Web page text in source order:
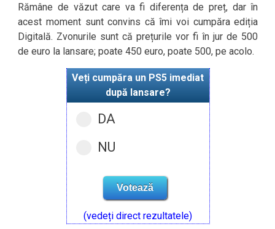
Rămâne de văzut care va fi diferența de preț, dar în
acest moment sunt convins că îmi voi cumpăra ediția
Digitală. Zvonurile sunt că prețurile vor fi în jur de 500
de euro la lansare; poate 450 euro, poate 500, pe acolo.
Veți cumpăra un PS5 imediat
după lansare?
DA
NU
(vedeți direct rezultatele)